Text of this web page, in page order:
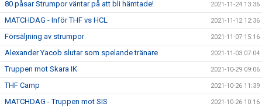
80 påsar Strumpor väntar på att bli hämtade! 2021-11-24 13:36
MATCHDAG - Inför THF vs HCL 2021-11-12 12:36
Försäljning av strumpor 2021-11-07 15:16
Alexander Yacob slutar som spelande tränare 2021-11-03 07:04
Truppen mot Skara IK 2021-10-29 09:06
THF Camp 2021-10-26 11:39
MATCHDAG - Truppen mot SIS 2021-10-26 10:16